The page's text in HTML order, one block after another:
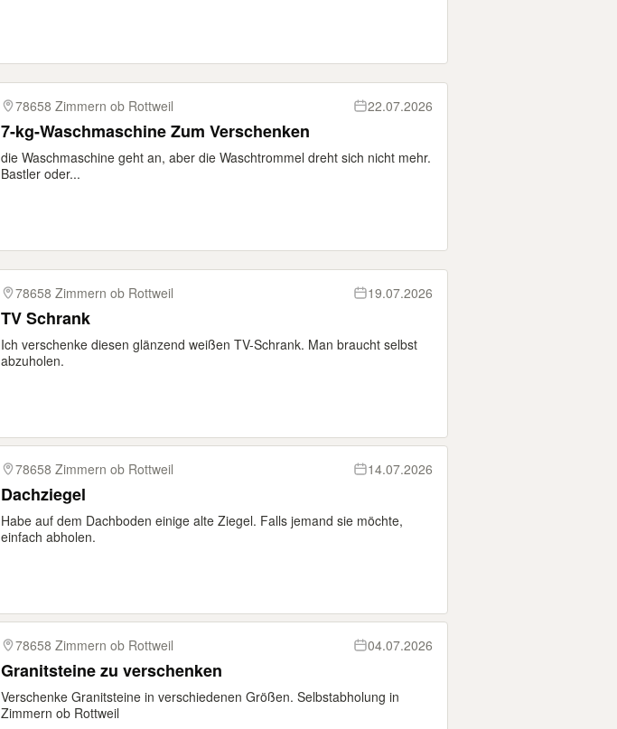
78658 Zimmern ob Rottweil 22.07.2026
7-kg-Waschmaschine Zum Verschenken
die Waschmaschine geht an, aber die Waschtrommel dreht sich nicht mehr.
Bastler oder...
78658 Zimmern ob Rottweil 19.07.2026
TV Schrank
Ich verschenke diesen glänzend weißen TV-Schrank. Man braucht selbst
abzuholen.
78658 Zimmern ob Rottweil 14.07.2026
Dachziegel
Habe auf dem Dachboden einige alte Ziegel. Falls jemand sie möchte,
einfach abholen.
78658 Zimmern ob Rottweil 04.07.2026
Granitsteine zu verschenken
Verschenke Granitsteine in verschiedenen Größen. Selbstabholung in
Zimmern ob Rottweil